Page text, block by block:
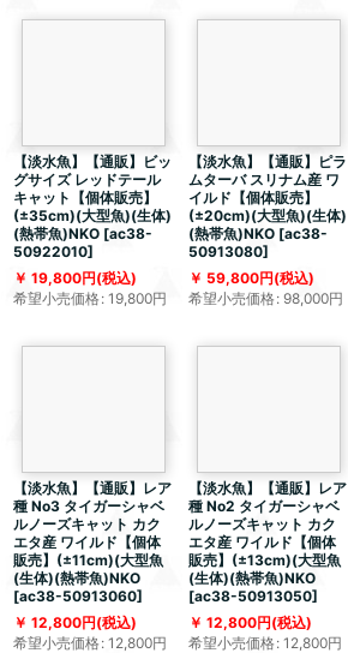
【淡水魚】【通販】ビッ
グサイズ レッドテール
キャット【個体販売】
(±35cm)(大型魚)(生体)
(熱帯魚)NKO [ac38-
50922010]
19,800円(税込)
希望小売価格: 19,800円
【淡水魚】【通販】ピラ
ムターバ スリナム産 ワ
イルド【個体販売】
(±20cm)(大型魚)(生体)
(熱帯魚)NKO [ac38-
50913080]
59,800円(税込)
希望小売価格: 98,000円
【淡水魚】【通販】レア
種 No3 タイガーシャベ
ルノーズキャット カク
エタ産 ワイルド【個体
販売】(±11cm)(大型魚
(生体)(熱帯魚)NKO
[ac38-50913060]
12,800円(税込)
希望小売価格: 12,800円
【淡水魚】【通販】レア
種 No2 タイガーシャベ
ルノーズキャット カク
エタ産 ワイルド【個体
販売】(±13cm)(大型魚
(生体)(熱帯魚)NKO
[ac38-50913050]
12,800円(税込)
希望小売価格: 12,800円